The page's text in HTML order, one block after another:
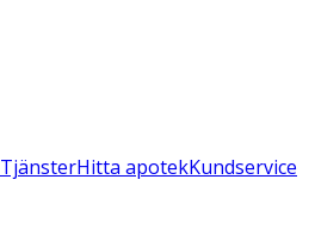
TjänsterHitta apotekKundservice